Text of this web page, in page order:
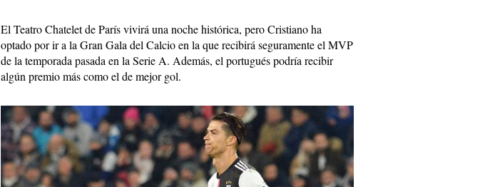
El Teatro Chatelet de París vivirá una noche histórica, pero Cristiano ha
optado por ir a la Gran Gala del Calcio en la que recibirá seguramente el MVP
de la temporada pasada en la Serie A. Además, el portugués podría recibir
algún premio más como el de mejor gol.